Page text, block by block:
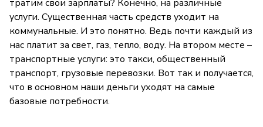
тратим свои зарплаты? Конечно, на различные
услуги. Существенная часть средств уходит на
коммунальные. И это понятно. Ведь почти каждый из
нас платит за свет, газ, тепло, воду. На втором месте –
транспортные услуги: это такси, общественный
транспорт, грузовые перевозки. Вот так и получается,
что в основном наши деньги уходят на самые
базовые потребности.